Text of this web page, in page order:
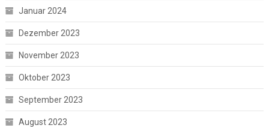
Januar 2024
Dezember 2023
November 2023
Oktober 2023
September 2023
August 2023